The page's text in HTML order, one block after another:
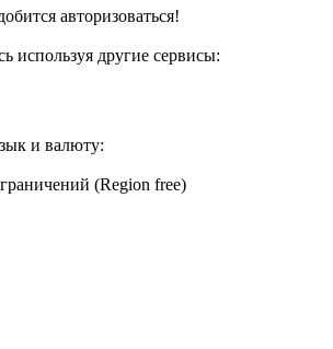
авторизоваться!
используя другие сервисы:
и валюту:
(Region free)